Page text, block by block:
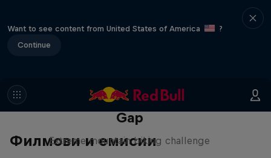
Want to see content from United States of America
?
Continue
Филмови и емисии
Matt Jones: The Impossible
Gap
Extreme mountain biking challenge